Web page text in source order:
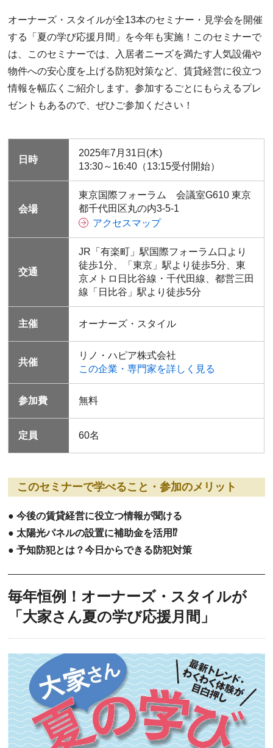
オーナーズ・スタイルが全13本のセミナー・見学会を開催
する「夏の学び応援月間」を今年も実施！このセミナーで
は、このセミナーでは、入居者ニーズを満たす人気設備や
物件への安心度を上げる防犯対策など、賃貸経営に役立つ
情報を幅広くご紹介します。参加するごとにもらえるプレ
ゼントもあるので、ぜひご参加ください！
日時
2025年7月31日(木)
13:30～16:40（13:15受付開始）
会場
東京国際フォーラム 会議室G610 東京
都千代田区丸の内3-5-1
アクセスマップ
交通
JR「有楽町」駅国際フォーラム口より
徒歩1分、「東京」駅より徒歩5分、東
京メトロ日比谷線・千代田線、都営三田
線「日比谷」駅より徒歩5分
主催 オーナーズ・スタイル
共催
リノ・ハピア株式会社
この企業・専門家を詳しく見る
参加費 無料
定員 60名
このセミナーで学べること・参加のメリット
● 今後の賃貸経営に役立つ情報が聞ける
● 太陽光パネルの設置に補助金を活用⁉
● 予知防犯とは？今日からできる防犯対策
毎年恒例！オーナーズ・スタイルが
「大家さん夏の学び応援月間」